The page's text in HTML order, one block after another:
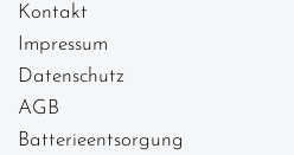
Kontakt
Impressum
Datenschutz
AGB
Batterieentsorgung